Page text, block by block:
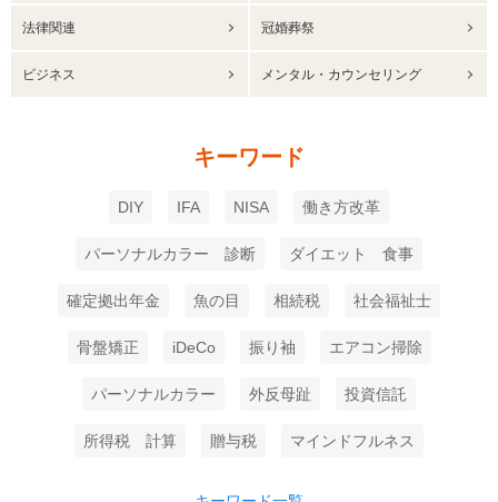
法律関連 冠婚葬祭
ビジネス メンタル・カウンセリング
キーワード
DIY IFA NISA 働き方改革
パーソナルカラー 診断 ダイエット 食事
確定拠出年金 魚の目 相続税 社会福祉士
骨盤矯正 iDeCo 振り袖 エアコン掃除
パーソナルカラー 外反母趾 投資信託
所得税 計算 贈与税 マインドフルネス